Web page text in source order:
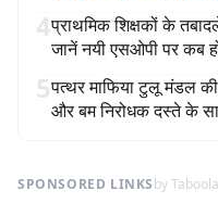
4प्राथमिक शिक्षकों के
जानें नयी एसओपी पर कब
5पत्थर माफिया टुलू मंडल
और बम निरोधक दस्ते के
SPONSORED LINKSby Taboola